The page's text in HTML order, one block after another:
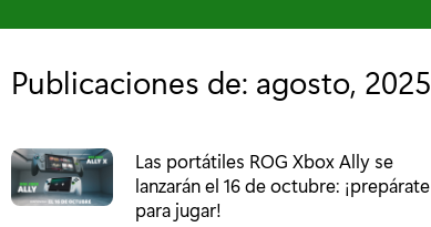
Publicaciones de: agosto, 2025
Las portátiles ROG Xbox Ally se
lanzarán el 16 de octubre: ¡prepárate
para jugar!